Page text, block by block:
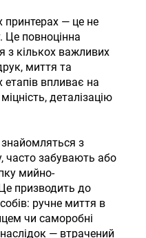
принтерах — це не
Це повноцінна
з кількох важливих
миття та
етапів впливає на
деталізацію
знайомляться з
часто забувають або
мийно-
призводить до
ручне миття в
чи саморобні
— втрачений